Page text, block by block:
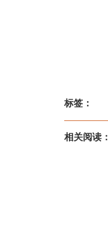
标签：
相关阅读：